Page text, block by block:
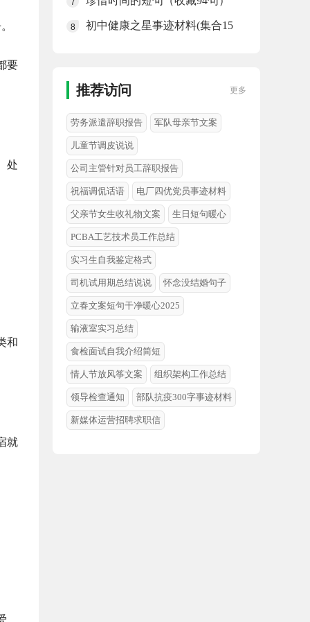
要
处
和
就
7
8
初中健康之星事迹材料(集合15
推荐访问 更多
劳务派遣辞职报告 军队母亲节文案
儿童节调皮说说
公司主管针对员工辞职报告
祝福调侃话语 电厂四优党员事迹材料
父亲节女生收礼物文案 生日短句暖心
PCBA工艺技术员工作总结
实习生自我鉴定格式
司机试用期总结说说 怀念没结婚句子
立春文案短句干净暖心2025
输液室实习总结
食检面试自我介绍简短
情人节放风筝文案 组织架构工作总结
领导检查通知 部队抗疫300字事迹材料
新媒体运营招聘求职信